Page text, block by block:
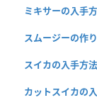
ミキサーの入手
スムージーの作
スイカの入手方法
カットスイカの